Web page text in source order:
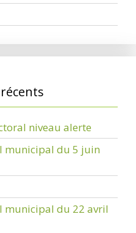
niveau alerte
municipal du 5 juin
municipal du 22 avril